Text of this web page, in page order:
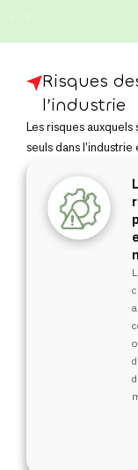
Risques
l’industrie
Les risques
seuls dans